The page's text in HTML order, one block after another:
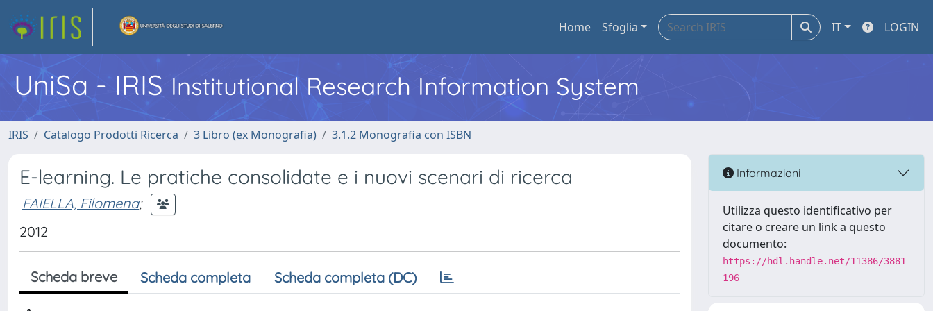
Home Sfoglia IT LOGIN
UniSa - IRIS Institutional Research Information System
IRIS Catalogo Prodotti Ricerca 3 Libro (ex Monografia) 3.1.2 Monografia con ISBN
E-learning. Le pratiche consolidate e i nuovi scenari di ricerca
FAIELLA, Filomena;
2012
Scheda breve Scheda completa Scheda completa (DC)
Informazioni
Utilizza questo identificativo per
citare o creare un link a questo
documento:
https://hdl.handle.net/11386/3881
196